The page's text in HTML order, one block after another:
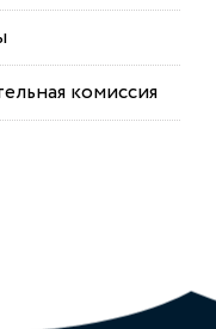
комиссия